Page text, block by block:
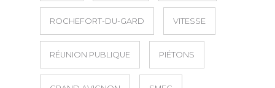
ROCHEFORT-DU-GARD VITESSE
RÉUNION PUBLIQUE PIÉTONS